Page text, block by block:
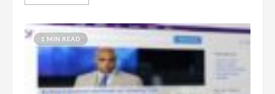
1 MIN READ